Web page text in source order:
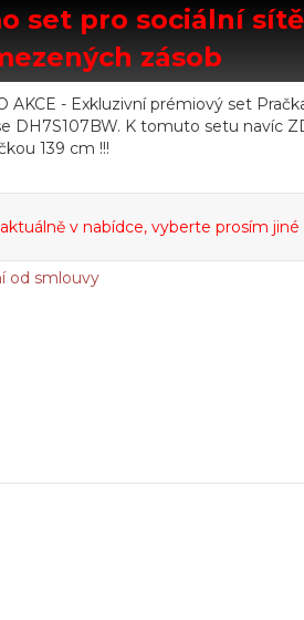
set pro sociální
zásob
AKCE - Exkluzivní prémiový set
DH7S107BW. K tomuto setu navíc
139 cm !!!
v nabídce, vyberte prosím jiné
od smlouvy